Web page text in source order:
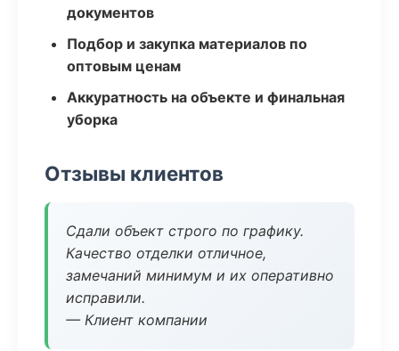
документов
Подбор и закупка материалов по
оптовым ценам
Аккуратность на объекте и финальная
уборка
Отзывы клиентов
Сдали объект строго по графику.
Качество отделки отличное,
замечаний минимум и их оперативно
исправили.
— Клиент компании